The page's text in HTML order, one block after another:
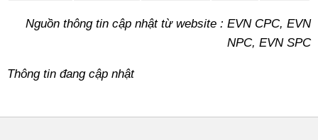
Nguồn thông tin cập nhật từ website : EVN CPC, EVN
NPC, EVN SPC
Thông tin đang cập nhật